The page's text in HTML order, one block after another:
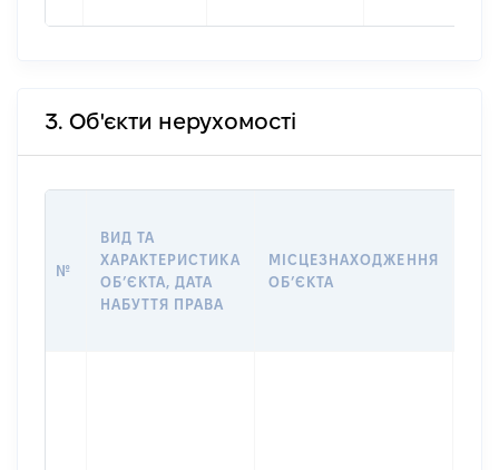
3. Об'єкти нерухомості
№
ВИД ТА
ХАРАКТЕРИСТИКА
ОБʼЄКТА, ДАТА
НАБУТТЯ ПРАВА
МІСЦЕЗНАХОДЖЕННЯ
ОБʼЄКТА